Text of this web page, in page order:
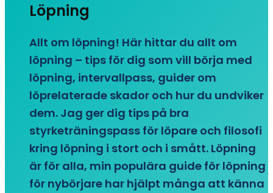
Löpning
Allt om löpning! Här hittar du allt om
löpning – tips för dig som vill börja med
löpning, intervallpass, guider om
löprelaterade skador och hur du undviker
dem. Jag ger dig tips på bra
styrketräningspass för löpare och filosofi
kring löpning i stort och i smått. Löpning
är för alla, min populära guide för löpning
för nybörjare har hjälpt många att känna